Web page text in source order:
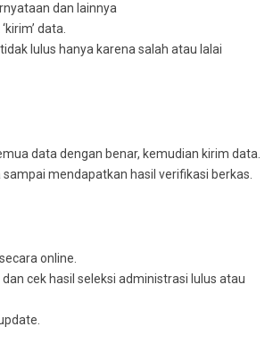
dan lainnya
data.
lulus hanya karena salah atau lalai
data dengan benar, kemudian kirim data.
mendapatkan hasil verifikasi berkas.
online.
cek hasil seleksi administrasi lulus atau